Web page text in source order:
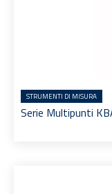
STRUMENTI DI MISURA
Serie Multipunti